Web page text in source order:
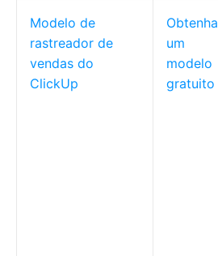
Modelo de
rastreador de
vendas do
ClickUp
Obtenha
um
modelo
gratuito